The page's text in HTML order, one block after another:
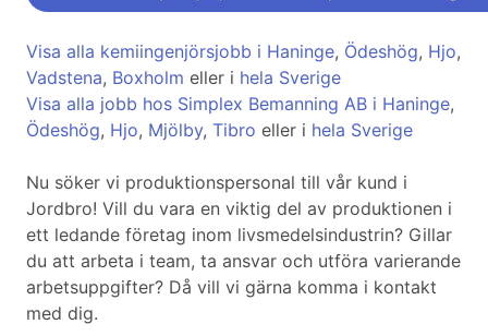
Visa alla kemiingenjörsjobb i Haninge, Ödeshög, Hjo,
Vadstena, Boxholm eller i hela Sverige
Visa alla jobb hos Simplex Bemanning AB i Haninge,
Ödeshög, Hjo, Mjölby, Tibro eller i hela Sverige
Nu söker vi produktionspersonal till vår kund i
Jordbro! Vill du vara en viktig del av produktionen i
ett ledande företag inom livsmedelsindustrin? Gillar
du att arbeta i team, ta ansvar och utföra varierande
arbetsuppgifter? Då vill vi gärna komma i kontakt
med dig.